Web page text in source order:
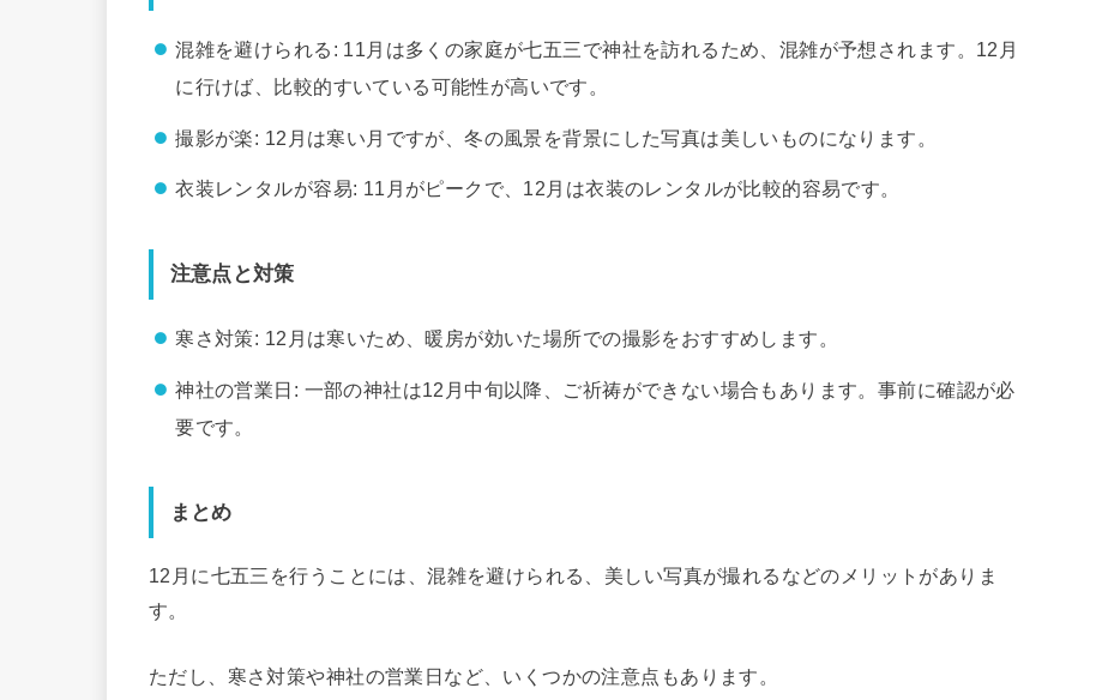
混雑を避けられる: 11月は多くの家庭が七五三で神社を訪れるため、混雑が予想されます。12月
に行けば、比較的すいている可能性が高いです。
撮影が楽: 12月は寒い月ですが、冬の風景を背景にした写真は美しいものになります。
衣装レンタルが容易: 11月がピークで、12月は衣装のレンタルが比較的容易です。
注意点と対策
寒さ対策: 12月は寒いため、暖房が効いた場所での撮影をおすすめします。
神社の営業日: 一部の神社は12月中旬以降、ご祈祷ができない場合もあります。事前に確認が必
要です。
まとめ
12月に七五三を行うことには、混雑を避けられる、美しい写真が撮れるなどのメリットがありま
す。
ただし、寒さ対策や神社の営業日など、いくつかの注意点もあります。